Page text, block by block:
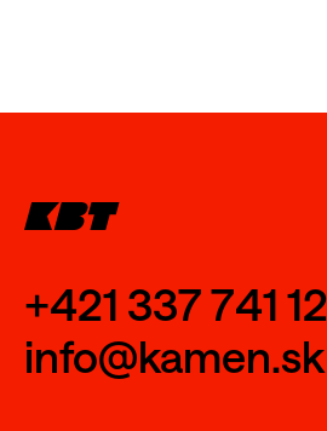
+421 337 741
info@kamen.sk